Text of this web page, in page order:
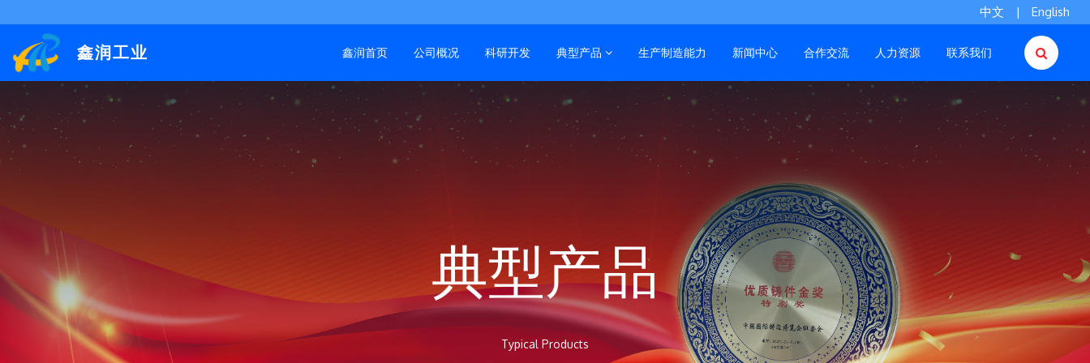
中文 | English
鑫润工业 鑫润首页 公司概况 科研开发 典型产品 生产制造能力 新闻中心 合作交流 人力资源 联系我们
典型产品
Typical Products